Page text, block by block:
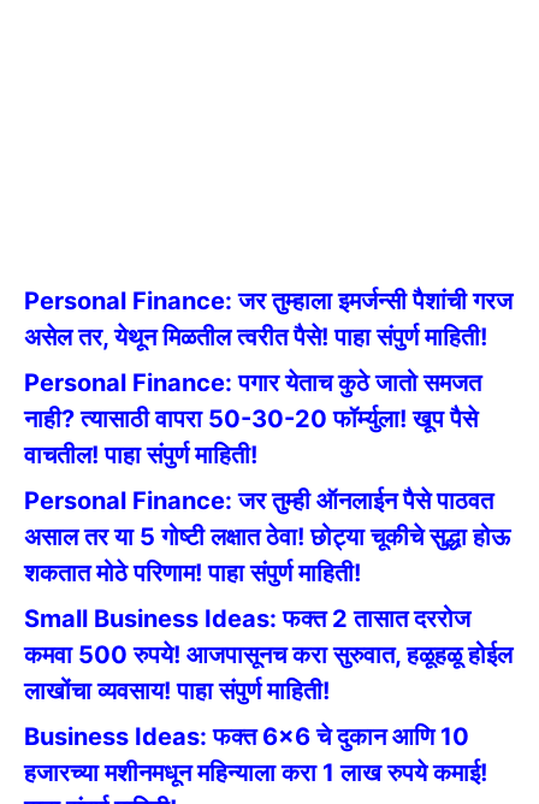
Personal Finance: जर तुम्हाला इमर्जन्सी पैशांची गरज
असेल तर, येथून मिळतील त्वरीत पैसे! पाहा संपुर्ण माहिती!
Personal Finance: पगार येताच कुठे जातो समजत
नाही? त्यासाठी वापरा 50-30-20 फॉर्म्युला! खूप पैसे
वाचतील! पाहा संपुर्ण माहिती!
Personal Finance: जर तुम्ही ऑनलाईन पैसे पाठवत
असाल तर या 5 गोष्टी लक्षात ठेवा! छोट्या चूकीचे सुद्धा होऊ
शकतात मोठे परिणाम! पाहा संपुर्ण माहिती!
Small Business Ideas: फक्त 2 तासात दररोज
कमवा 500 रुपये! आजपासूनच करा सुरुवात, हळूहळू होईल
लाखोंचा व्यवसाय! पाहा संपुर्ण माहिती!
Business Ideas: फक्त 6×6 चे दुकान आणि 10
हजारच्या मशीनमधून महिन्याला करा 1 लाख रुपये कमाई!